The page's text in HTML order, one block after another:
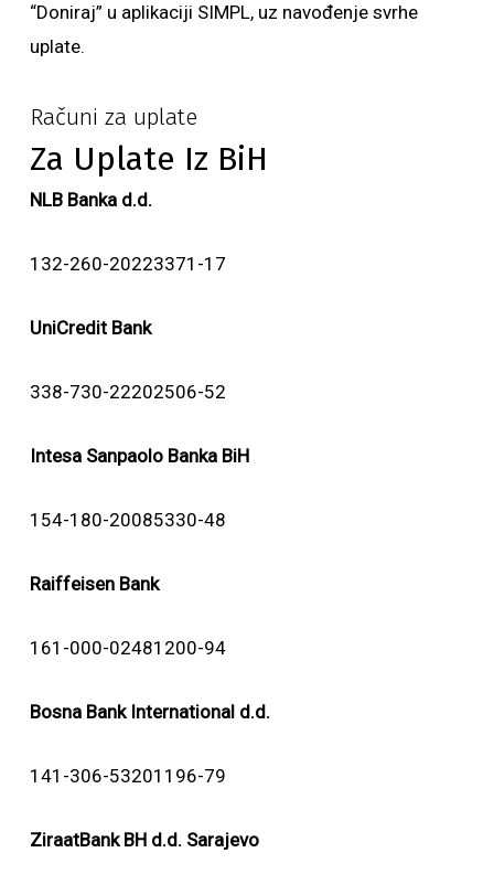
“Doniraj” u aplikaciji SIMPL, uz navođenje svrhe
uplate.
Računi za uplate
Za Uplate Iz BiH
NLB Banka d.d.
132-260-20223371-17
UniCredit Bank
338-730-22202506-52
Intesa Sanpaolo Banka BiH
154-180-20085330-48
Raiffeisen Bank
161-000-02481200-94
Bosna Bank International d.d.
141-306-53201196-79
ZiraatBank BH d.d. Sarajevo